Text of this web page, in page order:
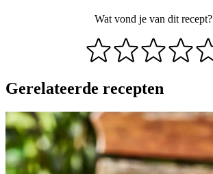
Wat vond je van dit recept?
Gerelateerde recepten